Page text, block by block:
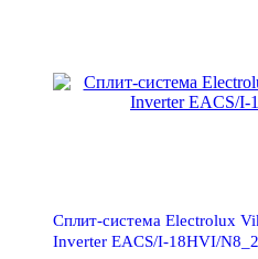
Сплит-система Electrolux
Inverter EACS/I-18HVI/